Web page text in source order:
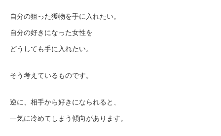
自分の狙った獲物を手に入れたい。
自分の好きになった女性を
どうしても手に入れたい。
そう考えているものです。
逆に、相手から好きになられると、
一気に冷めてしまう傾向があります。